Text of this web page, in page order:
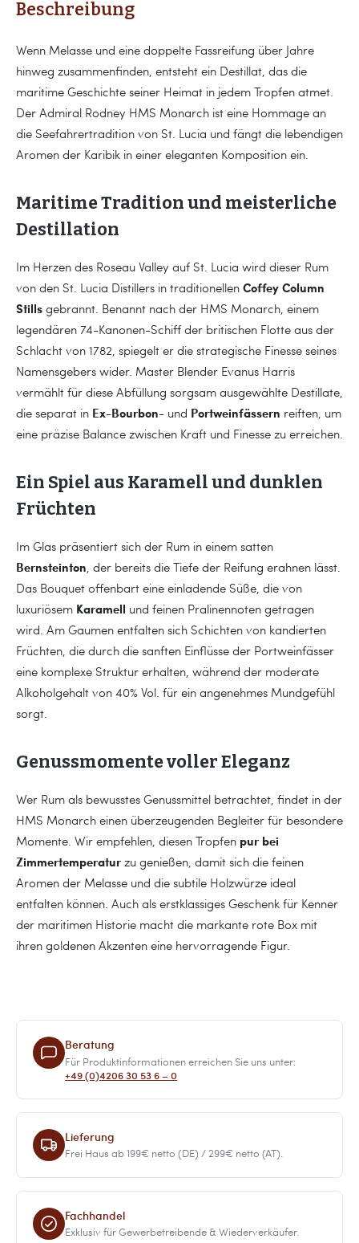
Beschreibung
Wenn Melasse und eine doppelte Fassreifung über Jahre
hinweg zusammenfinden, entsteht ein Destillat, das die
maritime Geschichte seiner Heimat in jedem Tropfen atmet.
Der Admiral Rodney HMS Monarch ist eine Hommage an
die Seefahrertradition von St. Lucia und fängt die lebendigen
Aromen der Karibik in einer eleganten Komposition ein.
Maritime Tradition und meisterliche
Destillation
Im Herzen des Roseau Valley auf St. Lucia wird dieser Rum
von den St. Lucia Distillers in traditionellen Coffey Column
Stills gebrannt. Benannt nach der HMS Monarch, einem
legendären 74-Kanonen-Schiff der britischen Flotte aus der
Schlacht von 1782, spiegelt er die strategische Finesse seines
Namensgebers wider. Master Blender Evanus Harris
vermählt für diese Abfüllung sorgsam ausgewählte Destillate,
die separat in Ex-Bourbon- und Portweinfässern reiften, um
eine präzise Balance zwischen Kraft und Finesse zu erreichen.
Ein Spiel aus Karamell und dunklen
Früchten
Im Glas präsentiert sich der Rum in einem satten
Bernsteinton, der bereits die Tiefe der Reifung erahnen lässt.
Das Bouquet offenbart eine einladende Süße, die von
luxuriösem Karamell und feinen Pralinennoten getragen
wird. Am Gaumen entfalten sich Schichten von kandierten
Früchten, die durch die sanften Einflüsse der Portweinfässer
eine komplexe Struktur erhalten, während der moderate
Alkoholgehalt von 40% Vol. für ein angenehmes Mundgefühl
sorgt.
Genussmomente voller Eleganz
Wer Rum als bewusstes Genussmittel betrachtet, findet in der
HMS Monarch einen überzeugenden Begleiter für besondere
Momente. Wir empfehlen, diesen Tropfen pur bei
Zimmertemperatur zu genießen, damit sich die feinen
Aromen der Melasse und die subtile Holzwürze ideal
entfalten können. Auch als erstklassiges Geschenk für Kenner
der maritimen Historie macht die markante rote Box mit
ihren goldenen Akzenten eine hervorragende Figur.
Beratung
Für Produktinformationen erreichen Sie uns unter:
+49 (0)4206 30 53 6 – 0
Lieferung
Frei Haus ab 199€ netto (DE) / 299€ netto (AT).
Fachhandel
Exklusiv für Gewerbetreibende & Wiederverkäufer.